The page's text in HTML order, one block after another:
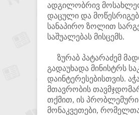
ადგილობრივ
დაცული და
სანაპირო ზოლით
საშუალებას მისცემს.
ზურაბ პატარაძემ
გადაუხადა მინისტრს
დაინტერესებისთვის.
მთავრობის
თქმით, ის პრობლემური
მონაკვეთები,